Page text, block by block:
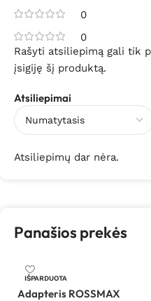
0
0
Atsiliepimai
Atsiliepimų dar nėra.
Rašyti atsiliepimą gali tik
įsigiję šį produktą.
Panašios prekės
IŠPARDUOTA
Adapteris ROSSMAX